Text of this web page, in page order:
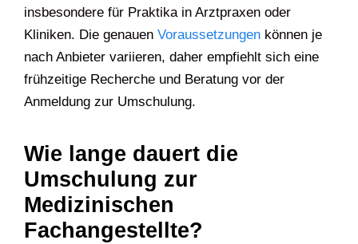
insbesondere für Praktika in Arztpraxen oder
Kliniken. Die genauen Voraussetzungen können je
nach Anbieter variieren, daher empfiehlt sich eine
frühzeitige Recherche und Beratung vor der
Anmeldung zur Umschulung.
Wie lange dauert die
Umschulung zur
Medizinischen
Fachangestellte?